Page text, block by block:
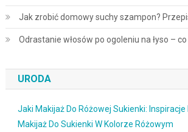
Jak zrobić domowy suchy szampon?
Odrastanie włosów po ogoleniu na łyso –
URODA
Jaki Makijaż Do Różowej Sukienki: Inspiracje
Makijaż Do Sukienki W Kolorze Różowym